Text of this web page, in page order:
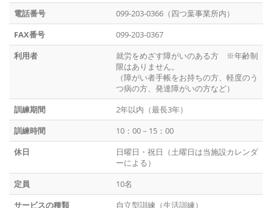
電話番号
099-203-0366（四つ葉事業所内）
FAX番号
099-203-0367
利用者
就労をめざす障がいのある方 ※年齢制
限はありません。
（障がい者手帳をお持ちの方、軽度のう
つ病の方、発達障がいの方など）
訓練期間
2年以内（最長3年）
訓練時間
10：00－15：00
休日
日曜日・祝日（土曜日は当施設カレンダ
ーによる）
定員
10名
サービスの種類
自立型訓練（生活訓練）